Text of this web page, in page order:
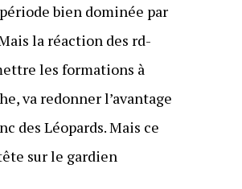
bien dominée par
la réaction des rd-
les formations à
va redonner l’avantage
des Léopards. Mais ce
sur le gardien